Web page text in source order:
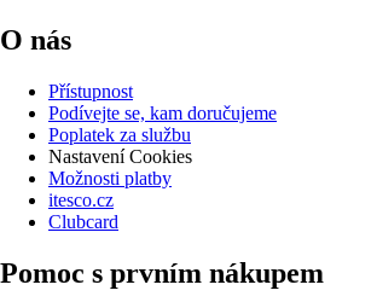
O nás
Přístupnost
Podívejte se, kam doručujeme
Poplatek za službu
Nastavení Cookies
Možnosti platby
itesco.cz
Clubcard
Pomoc s prvním nákupem